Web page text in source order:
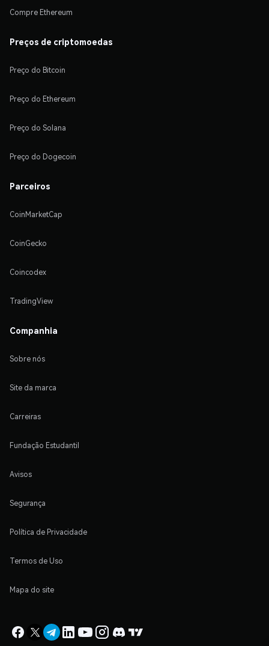
Compre Ethereum
Preços de criptomoedas
Preço do Bitcoin
Preço do Ethereum
Preço do Solana
Preço do Dogecoin
Parceiros
CoinMarketCap
CoinGecko
Coincodex
TradingView
Companhia
Sobre nós
Site da marca
Carreiras
Fundação Estudantil
Avisos
Segurança
Política de Privacidade
Termos de Uso
Mapa do site